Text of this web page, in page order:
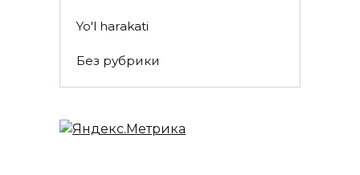
Yo'l harakati
Без рубрики